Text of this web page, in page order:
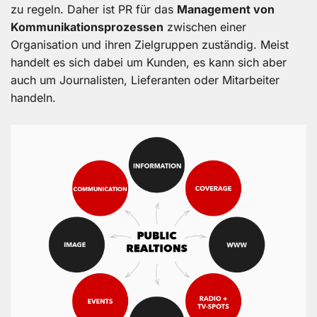
zu regeln. Daher ist PR für das Management von
Kommunikationsprozessen zwischen einer
Organisation und ihren Zielgruppen zuständig. Meist
handelt es sich dabei um Kunden, es kann sich aber
auch um Journalisten, Lieferanten oder Mitarbeiter
handeln.